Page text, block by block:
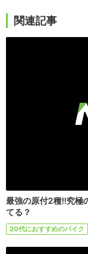
関連記事
最強の原付2種!!究極
てる？
20代におすすめのバイク